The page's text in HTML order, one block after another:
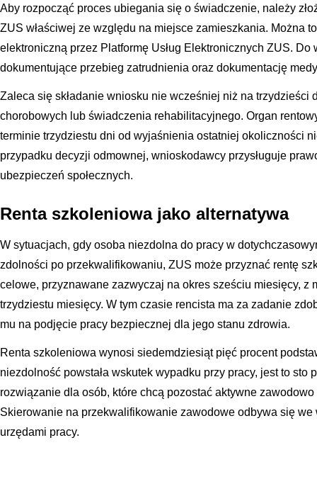
Aby rozpocząć proces ubiegania się o świadczenie, należy
ZUS właściwej ze względu na miejsce zamieszkania. Można
elektroniczną przez Platformę Usług Elektronicznych ZUS. Do
dokumentujące przebieg zatrudnienia oraz dokumentację
Zaleca się składanie wniosku nie wcześniej niż na trzydzieści
chorobowych lub świadczenia rehabilitacyjnego. Organ
terminie trzydziestu dni od wyjaśnienia ostatniej okoliczności
przypadku decyzji odmownej, wnioskodawcy przysługuje
ubezpieczeń społecznych.
Renta szkoleniowa jako alternatywa
W sytuacjach, gdy osoba niezdolna do pracy w
zdolności po przekwalifikowaniu, ZUS może przyznać rentę
celowe, przyznawane zazwyczaj na okres sześciu miesięcy, z
trzydziestu miesięcy. W tym czasie rencista ma za zadanie
mu na podjęcie pracy bezpiecznej dla jego stanu zdrowia.
Renta szkoleniowa wynosi siedemdziesiąt pięć procent
niezdolność powstała wskutek wypadku przy pracy, jest to sto
rozwiązanie dla osób, które chcą pozostać aktywne
Skierowanie na przekwalifikowanie zawodowe odbywa się we
urzędami pracy.